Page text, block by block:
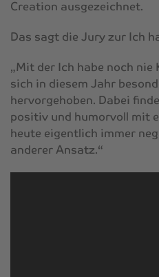
Creation ausgezeichnet.
Das sagt die Jury zur Ich
„Mit der Ich habe noch nie
sich in diesem Jahr
hervorgehoben. Dabei
positiv und humorvoll mit
heute eigentlich immer
anderer Ansatz.“